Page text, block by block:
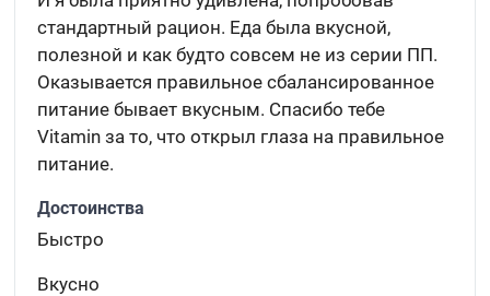
стандартный рацион. Еда была вкусной,
полезной и как будто совсем не из серии ПП.
Оказывается правильное сбалансированное
питание бывает вкусным. Спасибо тебе
Vitamin за то, что открыл глаза на правильное
питание.
Достоинства
Быстро
Вкусно